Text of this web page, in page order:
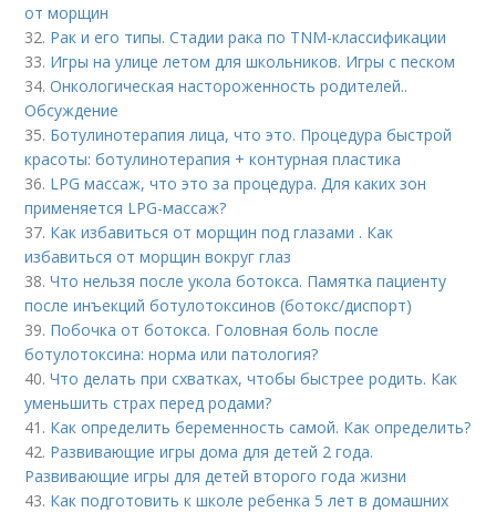
от морщин
32. Рак и его типы. Стадии рака по TNM-классификации
33. Игры на улице летом для школьников. Игры с песком
34.Онкологическая настороженность родителей..
Обсуждение
35. Ботулинотерапия лица, что это. Процедура быстрой
красоты: ботулинотерапия + контурная пластика
36. LPG массаж, что это за процедура. Для каких зон
применяется LPG-массаж?
37. Как избавиться от морщин под глазами . Как
избавиться от морщин вокруг глаз
38.Что нельзя после укола ботокса. Памятка пациенту
после инъекций ботулотоксинов (ботокс/диспорт)
39. Побочка от ботокса. Головная боль после
ботулотоксина: норма или патология?
40.Что делать при схватках, чтобы быстрее родить. Как
уменьшить страх перед родами?
41. Как определить беременность самой. Как определить?
42. Развивающие игры дома для детей 2 года.
Развивающие игры для детей второго года жизни
43. Как подготовить к школе ребенка 5 лет в домашних